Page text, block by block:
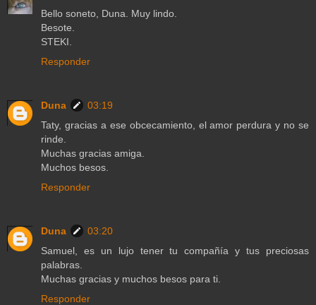
Bello soneto, Duna. Muy lindo.
Besote.
STEKI.
Responder
Duna
03:19
Taty, gracias a ese obcecamiento, el amor perdura y no se
rinde.
Muchas gracias amiga.
Muchos besos.
Responder
Duna
03:20
Samuel, es un lujo tener tu compañía y tus preciosas
palabras.
Muchas gracias y muchos besos para ti.
Responder